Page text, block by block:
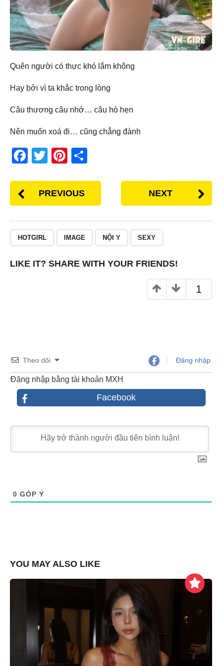
Quên người có thực khó lắm không
Hay bởi vì ta khắc trong lòng
Câu thương câu nhớ… câu hò hẹn
Nên muốn xoá đi… cũng chẳng đành
F
e
o
k
T
tt
er
Pi
er
e
ar
e
PREVIOUS NEXT
HOTGIRL IMAGE NỘI Y SEXY
LIKE IT? SHARE WITH YOUR FRIENDS!
1
Theo dõi Đăng nhập
Đăng nhập bằng tài khoản MXH
Facebook
0 GÓP Ý
YOU MAY ALSO LIKE